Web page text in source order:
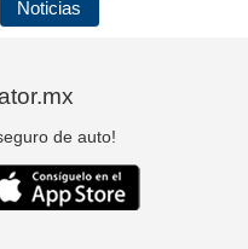
Noticias
de auto!